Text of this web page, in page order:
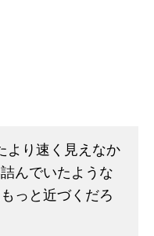
より速く見えなか
んでいたような
っと近づくだろ